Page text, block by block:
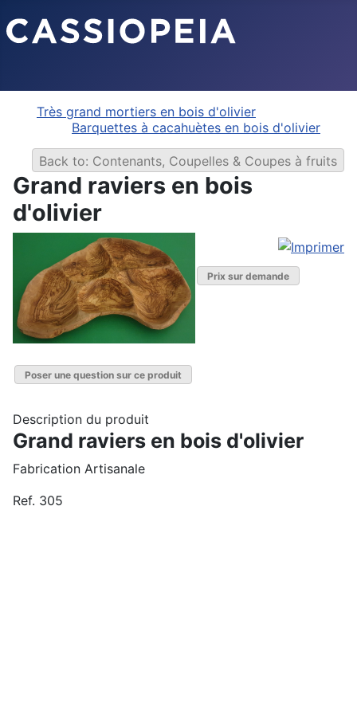
Très grand mortiers en bois d'olivier
Barquettes à cacahuètes en bois d'olivier
Back to: Contenants, Coupelles & Coupes à fruits
Grand raviers en bois
d'olivier
Prix sur demande
Poser une question sur ce produit
Description du produit
Grand raviers en bois d'olivier
Fabrication Artisanale
Ref. 305